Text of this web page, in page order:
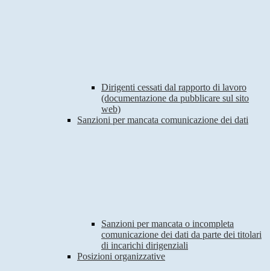
Dirigenti cessati dal rapporto di lavoro
(documentazione da pubblicare sul sito
web)
Sanzioni per mancata comunicazione dei dati
Sanzioni per mancata o incompleta
comunicazione dei dati da parte dei titolari
di incarichi dirigenziali
Posizioni organizzative